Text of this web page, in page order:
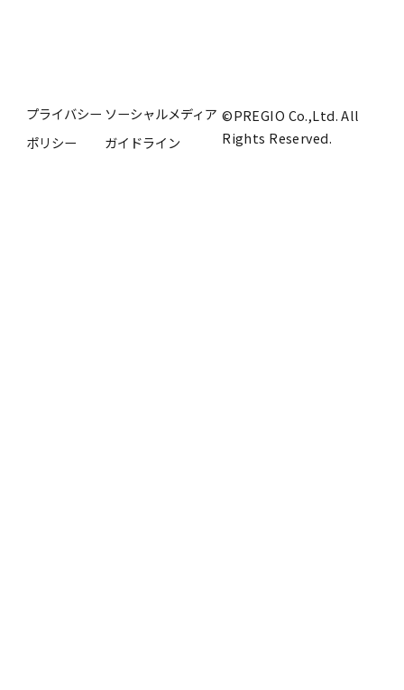
プライバシー
ポリシー
ソーシャルメディア
ガイドライン
©PREGIO Co.,Ltd. All
Rights Reserved.